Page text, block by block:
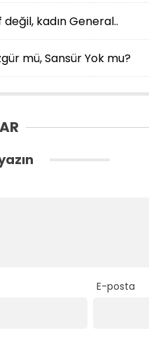
kadın General..
mü, Sansür Yok mu?
E-posta